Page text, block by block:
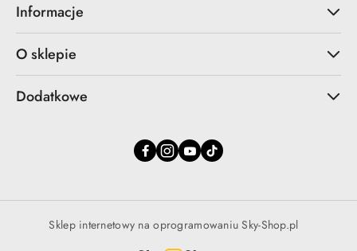
Informacje
O sklepie
Dodatkowe
Sklep internetowy na oprogramowaniu Sky-Shop.pl